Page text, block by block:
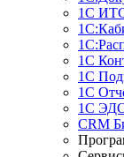
1С
1С
1С
1С
1С
CRM